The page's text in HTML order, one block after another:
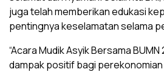
juga telah memberikan edukasi
pentingnya keselamatan selama
“Acara Mudik Asyik Bersama
dampak positif bagi perekonomian